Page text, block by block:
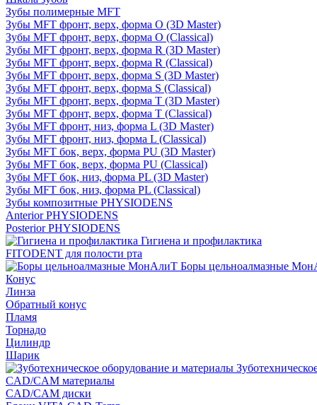
Зубы полимерные MFT
Зубы MFT фронт, верх, форма O (3D Master)
Зубы MFT фронт, верх, форма O (Classical)
Зубы MFT фронт, верх, форма R (3D Master)
Зубы MFT фронт, верх, форма R (Classical)
Зубы MFT фронт, верх, форма S (3D Master)
Зубы MFT фронт, верх, форма S (Classical)
Зубы MFT фронт, верх, форма T (3D Master)
Зубы MFT фронт, верх, форма T (Classical)
Зубы MFT фронт, низ, форма L (3D Master)
Зубы MFT фронт, низ, форма L (Classical)
Зубы MFT бок, верх, форма PU (3D Master)
Зубы MFT бок, верх, форма PU (Classical)
Зубы MFT бок, низ, форма PL (3D Master)
Зубы MFT бок, низ, форма PL (Classical)
Зубы композитные PHYSIODENS
Anterior PHYSIODENS
Posterior PHYSIODENS
Гигиена и профилактика
FITODENT для полости рта
Боры цельноалмазные
Конус
Линза
Обратный конус
Пламя
Торнадо
Цилиндр
Шарик
CAD/CAM материалы
CAD/CAM диски